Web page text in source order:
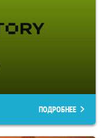
ПОДРОБНЕЕ